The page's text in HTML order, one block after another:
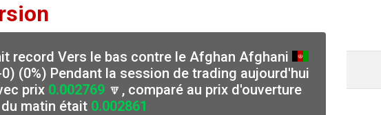
record Vers le bas contre le Afghan Afghani
(0%) Pendant la session de trading aujourd'hui
prix 0.002769🔽, comparé au prix d'ouverture
du matin était 0.002861